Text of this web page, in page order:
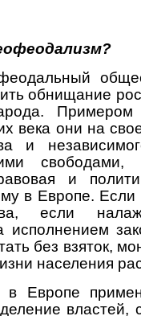
обнищание
века они на
и
свободами,
и
в Европе.
если
исполнением
без взяток,
населения
Европе
властей,